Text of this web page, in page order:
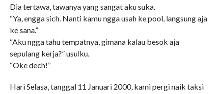
Dia tertawa, tawanya yang sangat aku suka.
“Ya, engga sich. Nanti kamu ngga usah ke pool, langsung aja
ke sana.”
“Aku ngga tahu tempatnya, gimana kalau besok aja
sepulang kerja?” usulku.
“Oke dech!”
Hari Selasa, tanggal 11 Januari 2000, kami pergi naik taksi